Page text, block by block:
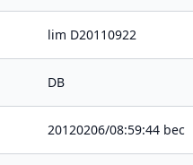
lim D20110922
DB
20120206/08:59:44 bec